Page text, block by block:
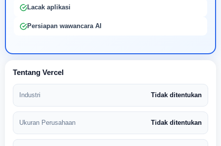
Lacak aplikasi
Persiapan wawancara AI
Tentang Vercel
Industri Tidak ditentukan
Ukuran Perusahaan Tidak ditentukan